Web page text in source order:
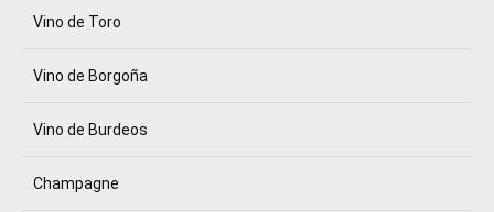
Vino de Toro
Vino de Borgoña
Vino de Burdeos
Champagne